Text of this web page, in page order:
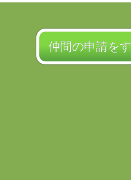
仲間の申請を